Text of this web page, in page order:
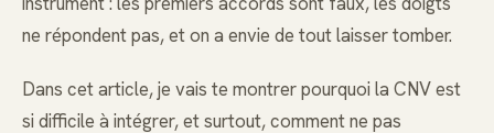
ne répondent pas, et on a envie de tout laisser tomber.
Dans cet article, je vais te montrer pourquoi la CNV est
si difficile à intégrer, et surtout, comment ne pas